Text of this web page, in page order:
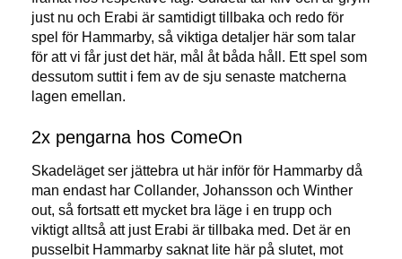
just nu och Erabi är samtidigt tillbaka och redo för
spel för Hammarby, så viktiga detaljer här som talar
för att vi får just det här, mål åt båda håll. Ett spel som
dessutom suttit i fem av de sju senaste matcherna
lagen emellan.
2x pengarna hos ComeOn
Skadeläget ser jättebra ut här inför för Hammarby då
man endast har Collander, Johansson och Winther
out, så fortsatt ett mycket bra läge i en trupp och
viktigt alltså att just Erabi är tillbaka med. Det är en
pusselbit Hammarby saknat lite här på slutet, mot